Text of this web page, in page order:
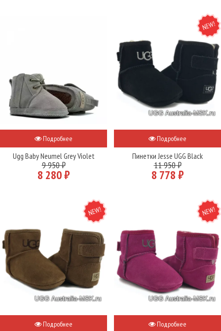
Подробнее
Ugg Baby Neumel Grey Violet
9 950 ₽
8 280 ₽
NEW
Подробнее
Пинетки Jesse UGG Black
11 950 ₽
8 778 ₽
NEW
Подробнее
NEW
Подробнее